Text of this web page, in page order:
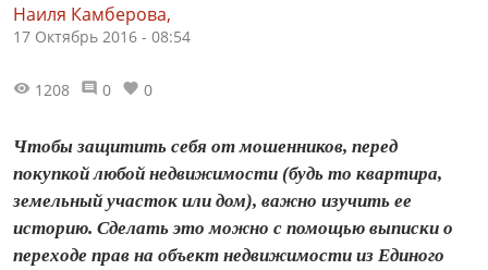
Наиля Камберова,
17 Октябрь 2016 - 08:54
1208 0 0
Чтобы защитить себя от мошенников, перед
покупкой любой недвижимости (будь то квартира,
земельный участок или дом), важно изучить ее
историю. Сделать это можно с помощью выписки о
переходе прав на объект недвижимости из Единого